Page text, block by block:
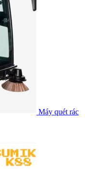
Máy quét rác